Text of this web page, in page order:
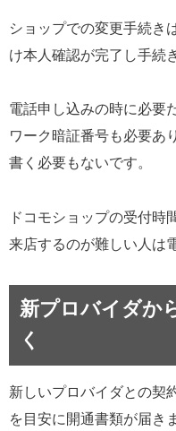
ショップでの変更手続き
け本人確認が完了し手続
電話申し込みの時に必要
ワーク暗証番号も必要あ
書く必要もないです。
ドコモショップの受付時
来店するのが難しい人は
新プロバイダか
く
新しいプロバイダとの契
を目安に開通書類が届き